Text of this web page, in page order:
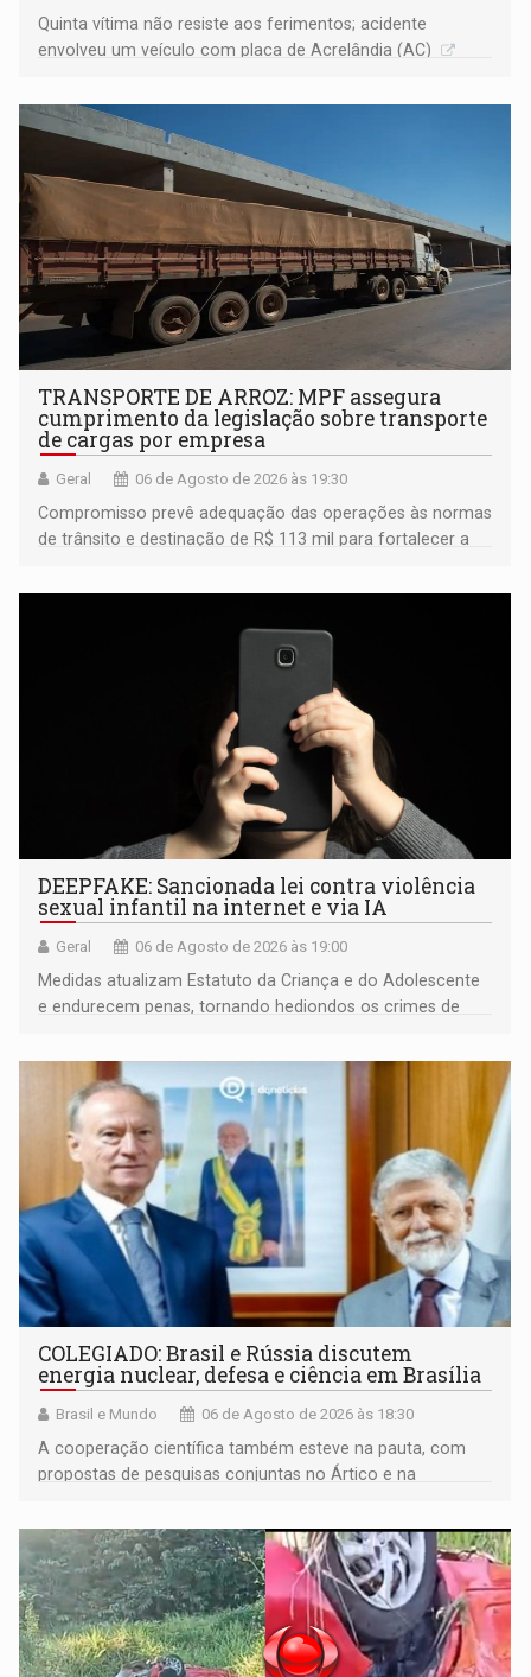
Quinta vítima não resiste aos ferimentos; acidente
envolveu um veículo com placa de Acrelândia (AC)
TRANSPORTE DE ARROZ: MPF assegura
cumprimento da legislação sobre transporte
de cargas por empresa
Geral 06 de Agosto de 2026 às 19:30
Compromisso prevê adequação das operações às normas
de trânsito e destinação de R$ 113 mil para fortalecer a
DEEPFAKE: Sancionada lei contra violência
sexual infantil na internet e via IA
Geral 06 de Agosto de 2026 às 19:00
Medidas atualizam Estatuto da Criança e do Adolescente
e endurecem penas, tornando hediondos os crimes de
COLEGIADO: Brasil e Rússia discutem
energia nuclear, defesa e ciência em Brasília
Brasil e Mundo 06 de Agosto de 2026 às 18:30
A cooperação científica também esteve na pauta, com
propostas de pesquisas conjuntas no Ártico e na